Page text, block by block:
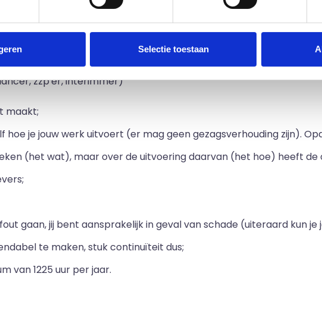
Selectie toestaan
ondernemer?
de Belastingdienst. Hiervoor hanteren ze een aantal
zzp'er, interimmer)
maakt;
hoe je jouw werk uitvoert (er mag geen gezagsverhouding zijn).
(het wat), maar over de uitvoering daarvan (het hoe) heeft
gaan, jij bent aansprakelijk in geval van schade (uiteraard kun
te maken, stuk continuïteit dus;
van 1225 uur per jaar.